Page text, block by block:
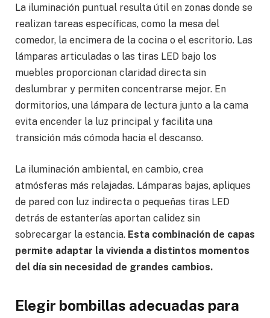
La iluminación puntual resulta útil en zonas donde se
realizan tareas específicas, como la mesa del
comedor, la encimera de la cocina o el escritorio. Las
lámparas articuladas o las tiras LED bajo los
muebles proporcionan claridad directa sin
deslumbrar y permiten concentrarse mejor. En
dormitorios, una lámpara de lectura junto a la cama
evita encender la luz principal y facilita una
transición más cómoda hacia el descanso.
La iluminación ambiental, en cambio, crea
atmósferas más relajadas. Lámparas bajas, apliques
de pared con luz indirecta o pequeñas tiras LED
detrás de estanterías aportan calidez sin
sobrecargar la estancia. Esta combinación de capas
permite adaptar la vivienda a distintos momentos
del día sin necesidad de grandes cambios.
Elegir bombillas adecuadas para